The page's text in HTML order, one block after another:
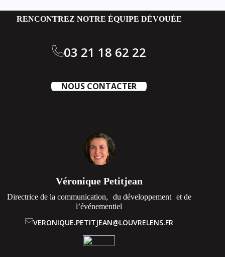
RENCONTREZ NOTRE ÉQUIPE DÉVOUÉE
03 21 18 62 22
NOUS CONTACTER
Véronique Petitjean
Directrice de la communication, du développement et de
l’événementiel
VERONIQUE.PETITJEAN@LOUVRELENS.FR